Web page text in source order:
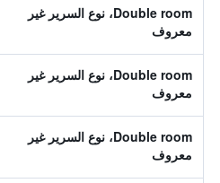
Double room، نوع السرير غير
معروف
Double room، نوع السرير غير
معروف
Double room، نوع السرير غير
معروف